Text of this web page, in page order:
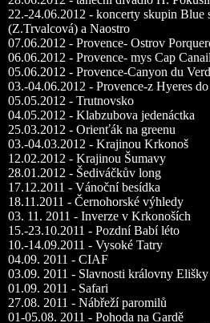
22.-24.06.2012 - koncerty skupin Blue
(Z.Trvalcová) a Naostro
07.06.2012 - Provence- Ostrov
06.06.2012 - Provence- mys Cap
05.06.2012 - Provence-Canyon du
03.-04.06.2012 - Provence-z Hyeres
05.05.2012 - Trutnovsko
04.05.2012 - Klabzubova jedenáctka
25.03.2012 - Orienťák na greenu
03.-04.03.2012 - Krajinou Krkonoš
12.02.2012 - Krajinou Šumavy
28.01.2012 - Šediváčkův long
17.12.2011 - Vánoční besídka
18.11.2011 - Černohorské výhledy
03. 11. 2011 - Inverze v Krkonoších
15.-23.10.2011 - Pozdní Babí léto
10.-14.09.2011 - Vysoké Tatry
04.09. 2011 - CIAF
03.09. 2011 - Slavnosti královny Elišky
01.09. 2011 - Safari
27.08. 2011 - Nábřeží paromilů
01-05.08. 2011 - Pohoda na Gardě